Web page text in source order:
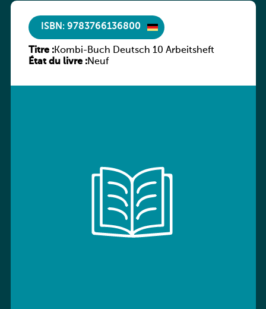
ISBN: 9783766136800
Titre :Kombi-Buch Deutsch 10 Arbeitsheft
État du livre :Neuf